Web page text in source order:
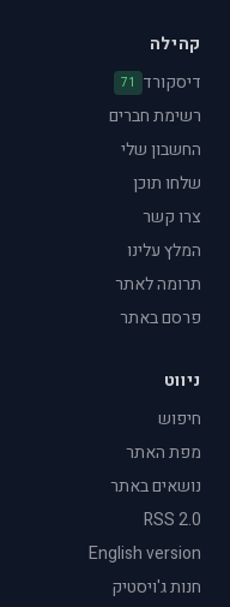
קהילה
דיסקורד
71
רשימת חברים
החשבון שלי
שלחו תוכן
צרו קשר
המלץ עלינו
תרומה לאתר
פרסם באתר
ניווט
חיפוש
מפת האתר
נושאים באתר
RSS 2.0
English version
חנות ג'ויסטיק